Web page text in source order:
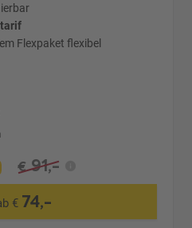
Flexpaket flexibel
€ 91,-
€ 74,-